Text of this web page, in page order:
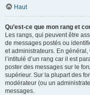
Haut
Qu’est-ce que mon rang et
Les rangs, qui peuvent être
de messages postés ou
et administrateurs. En
l’intitulé d’un rang car il est
poster des messages sur le
supérieur. Sur la plupart des
modérateur (ou un
messages.